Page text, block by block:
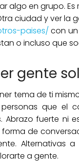
algo en grupo.
ciudad y ver la
paises/ con
o incluso que
gente
tema de ti
que el
Abrazo fuerte ni
de
Alternativas
a gente.